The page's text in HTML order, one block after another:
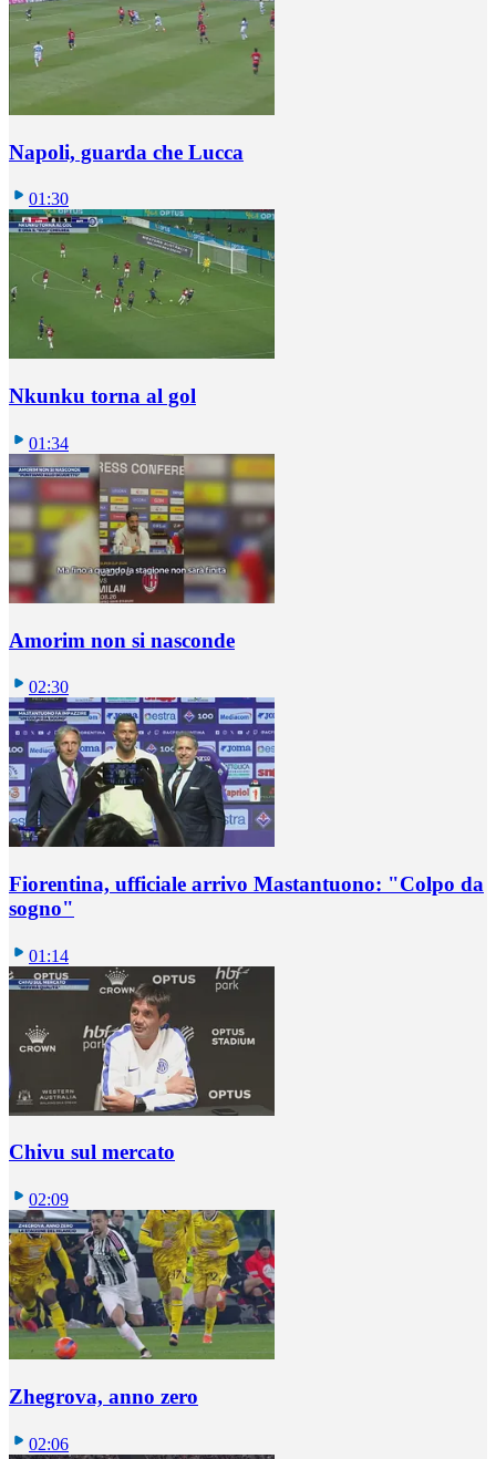
Napoli, guarda che Lucca
01:30
Nkunku torna al gol
01:34
Amorim non si nasconde
02:30
Fiorentina, ufficiale arrivo Mastantuono: "Colpo da
sogno"
01:14
Chivu sul mercato
02:09
Zhegrova, anno zero
02:06